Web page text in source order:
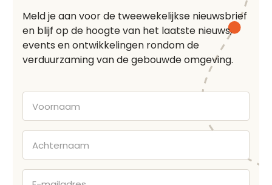
Meld je aan voor de tweewekelijkse nieuwsbrief
en blijf op de hoogte van het laatste nieuws,
events en ontwikkelingen rondom de
verduurzaming van de gebouwde omgeving.
Voornaam
Achternaam
E-